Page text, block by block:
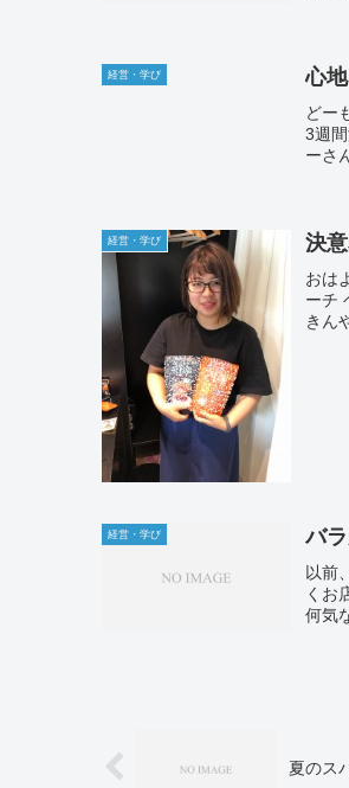
経営・学び 心
どー
3週
ーさ
経営・学び 決
おは
ーチ
きん
経営・学び バ
以前
くお
何気
夏のス